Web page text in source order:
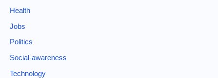
Health
Jobs
Politics
Social-awareness
Technology